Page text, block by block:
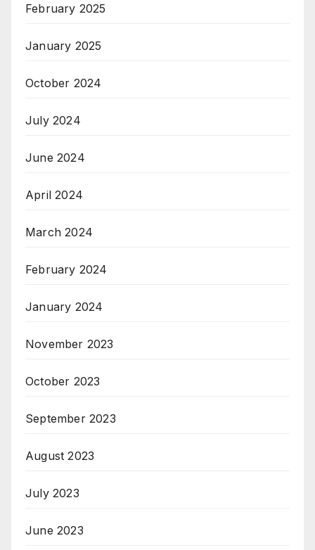
February 2025
January 2025
October 2024
July 2024
June 2024
April 2024
March 2024
February 2024
January 2024
November 2023
October 2023
September 2023
August 2023
July 2023
June 2023